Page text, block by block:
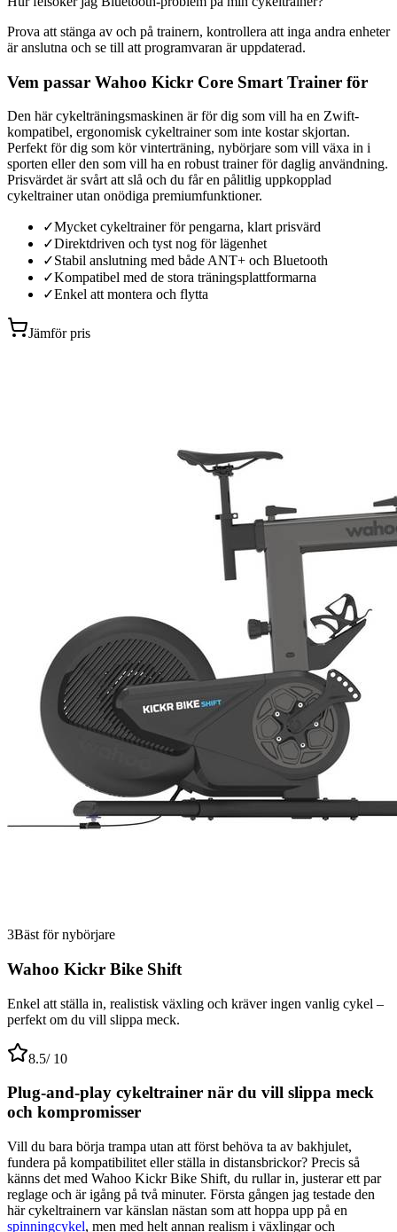
Prova att stänga av och på trainern, kontrollera att inga andra enheter
är anslutna och se till att programvaran är uppdaterad.
Vem passar Wahoo Kickr Core Smart Trainer för
Den här cykelträningsmaskinen är för dig som vill ha en Zwift-
kompatibel, ergonomisk cykeltrainer som inte kostar skjortan.
Perfekt för dig som kör vinterträning, nybörjare som vill växa in i
sporten eller den som vill ha en robust trainer för daglig användning.
Prisvärdet är svårt att slå och du får en pålitlig uppkopplad
cykeltrainer utan onödiga premiumfunktioner.
✓Mycket cykeltrainer för pengarna, klart prisvärd
✓Direktdriven och tyst nog för lägenhet
✓Stabil anslutning med både ANT+ och Bluetooth
✓Kompatibel med de stora träningsplattformarna
✓Enkel att montera och flytta
Jämför pris
3Bäst för nybörjare
Wahoo Kickr Bike Shift
Enkel att ställa in, realistisk växling och kräver ingen vanlig cykel –
perfekt om du vill slippa meck.
8.5/ 10
Plug-and-play cykeltrainer när du vill slippa meck
och kompromisser
Vill du bara börja trampa utan att först behöva ta av bakhjulet,
fundera på kompatibilitet eller ställa in distansbrickor? Precis så
känns det med Wahoo Kickr Bike Shift, du rullar in, justerar ett par
reglage och är igång på två minuter. Första gången jag testade den
här cykeltrainern var känslan nästan som att hoppa upp på en
spinningcykel, men med helt annan realism i växlingar och